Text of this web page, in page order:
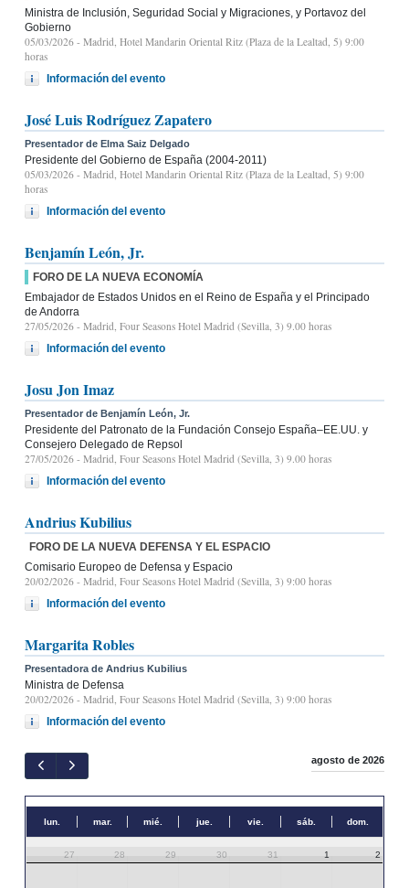
Ministra de Inclusión, Seguridad Social y Migraciones, y Portavoz del
Gobierno
05/03/2026 - Madrid, Hotel Mandarin Oriental Ritz (Plaza de la Lealtad, 5) 9:00
horas
Información del evento
José Luis Rodríguez Zapatero
Presentador de Elma Saiz Delgado
Presidente del Gobierno de España (2004-2011)
05/03/2026 - Madrid, Hotel Mandarin Oriental Ritz (Plaza de la Lealtad, 5) 9:00
horas
Información del evento
Benjamín León, Jr.
FORO DE LA NUEVA ECONOMÍA
Embajador de Estados Unidos en el Reino de España y el Principado
de Andorra
27/05/2026 - Madrid, Four Seasons Hotel Madrid (Sevilla, 3) 9.00 horas
Información del evento
Josu Jon Imaz
Presentador de Benjamín León, Jr.
Presidente del Patronato de la Fundación Consejo España–EE.UU. y
Consejero Delegado de Repsol
27/05/2026 - Madrid, Four Seasons Hotel Madrid (Sevilla, 3) 9.00 horas
Información del evento
Andrius Kubilius
FORO DE LA NUEVA DEFENSA Y EL ESPACIO
Comisario Europeo de Defensa y Espacio
20/02/2026 - Madrid, Four Seasons Hotel Madrid (Sevilla, 3) 9:00 horas
Información del evento
Margarita Robles
Presentadora de Andrius Kubilius
Ministra de Defensa
20/02/2026 - Madrid, Four Seasons Hotel Madrid (Sevilla, 3) 9:00 horas
Información del evento
agosto de 2026
lun. mar. mié. jue. vie. sáb. dom.
27 28 29 30 31 1 2